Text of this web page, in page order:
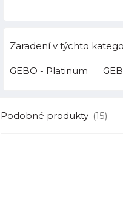
Zaradení v týchto
GEBO - Platinum
Podobné produkty (15)